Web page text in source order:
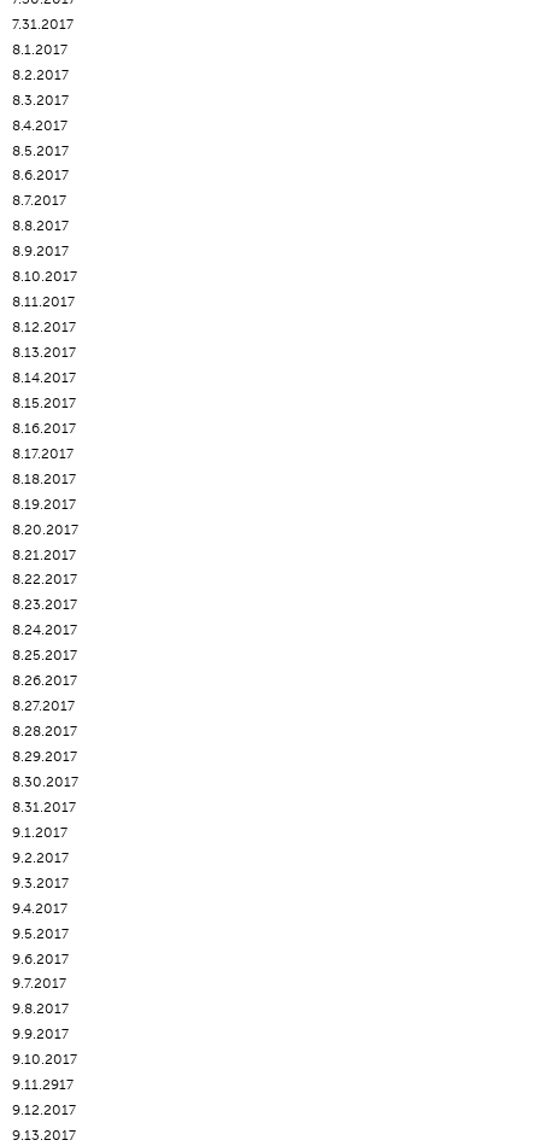
7.31.2017
8.1.2017
8.2.2017
8.3.2017
8.4.2017
8.5.2017
8.6.2017
8.7.2017
8.8.2017
8.9.2017
8.10.2017
8.11.2017
8.12.2017
8.13.2017
8.14.2017
8.15.2017
8.16.2017
8.17.2017
8.18.2017
8.19.2017
8.20.2017
8.21.2017
8.22.2017
8.23.2017
8.24.2017
8.25.2017
8.26.2017
8.27.2017
8.28.2017
8.29.2017
8.30.2017
8.31.2017
9.1.2017
9.2.2017
9.3.2017
9.4.2017
9.5.2017
9.6.2017
9.7.2017
9.8.2017
9.9.2017
9.10.2017
9.11.2917
9.12.2017
9.13.2017